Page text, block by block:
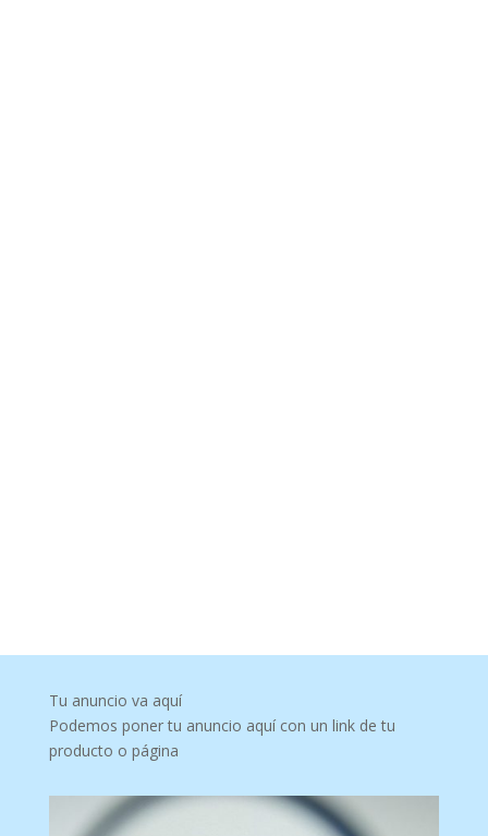
Tu anuncio va aquí
Podemos poner tu anuncio aquí con un link de tu
producto o página